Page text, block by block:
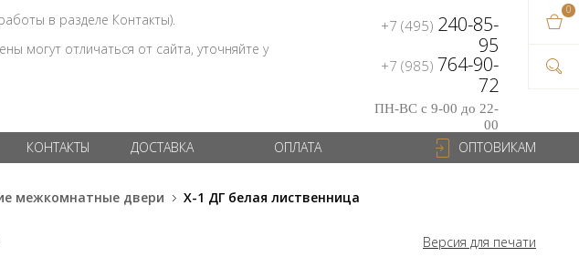
в разделе Контакты).
могут отличаться от сайта, уточняйте у
+7 (495) 240-85-
95
+7 (985) 764-90-
72
ПН-ВС с 9-00 до 22-
00
КОНТАКТЫ ДОСТАВКА ОПЛАТА ОПТОВИКАМ
межкомнатные двери X-1 ДГ белая лиственница
Версия для печати
0
В
на